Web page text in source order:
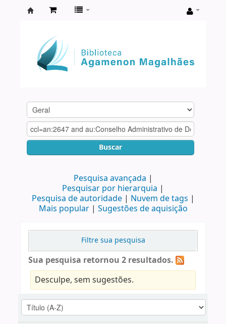
Agamenon
Magalhães
Buscar
Pesquisa avançada
Pesquisar por hierarquia
Pesquisa de autoridade
Nuvem de tags
Mais popular
Sugestões de aquisição
Filtre sua pesquisa
Sua pesquisa retornou 2 resultados.
Desculpe, sem sugestões.